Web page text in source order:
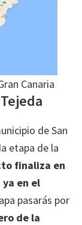
Canaria
de San
etapa de la
finaliza en
en el
pasarás por
de la